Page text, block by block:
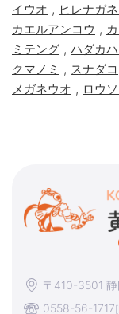
イウオ , ヒレナガ
カエルアンコウ ,
ミテング , ハダカ
クマノミ , スナダコ
メガネウオ , ロウ
〒410-3501
0558-56-1717